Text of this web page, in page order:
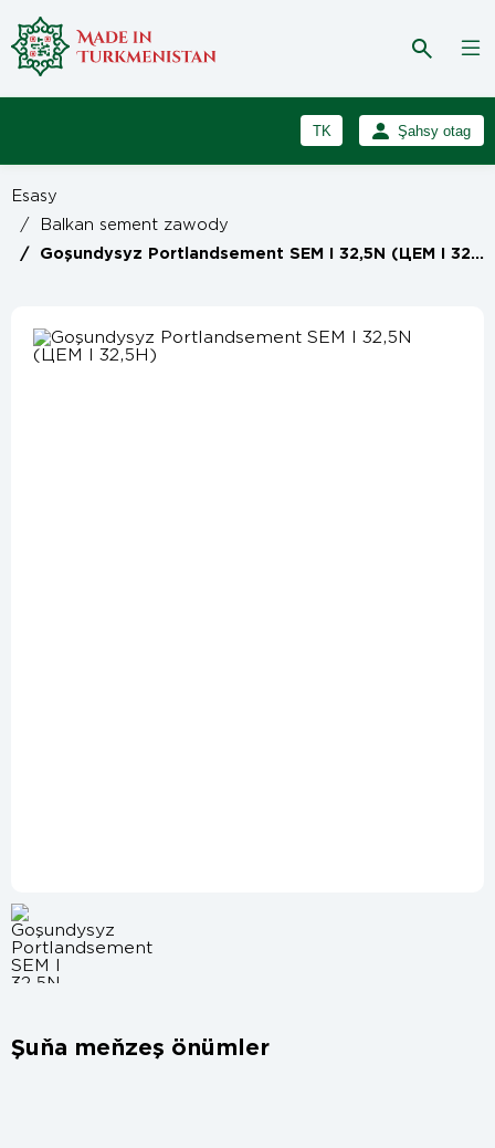
TK
RU
Şahsy otag
Esasy
/
Balkan sement zawody
/ Goşundysyz Portlandsement SEM I 32,5N (ЦЕМ I 32,5Н)
Şuňa meňzeş önümler